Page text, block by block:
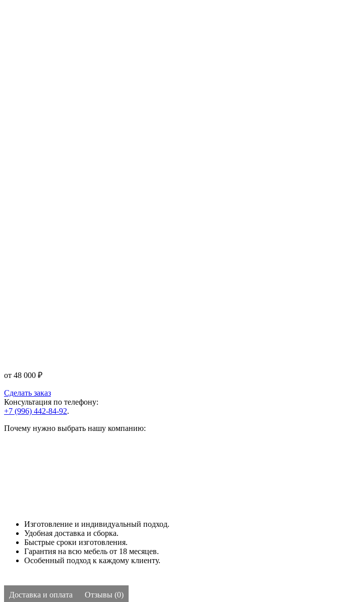
от 48 000 ₽
Сделать заказ
Консультация по телефону:
+7 (996) 442-84-92.
Почему нужно выбрать нашу компанию:
Изготовление и индивидуальный подход.
Удобная доставка и сборка.
Быстрые сроки изготовления.
Гарантия на всю мебель от 18 месяцев.
Особенный подход к каждому клиенту.
Доставка и оплата Отзывы (0)